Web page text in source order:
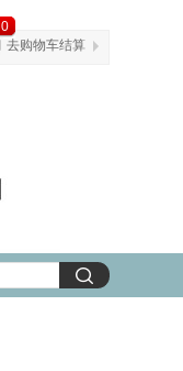
0
去购物车结算